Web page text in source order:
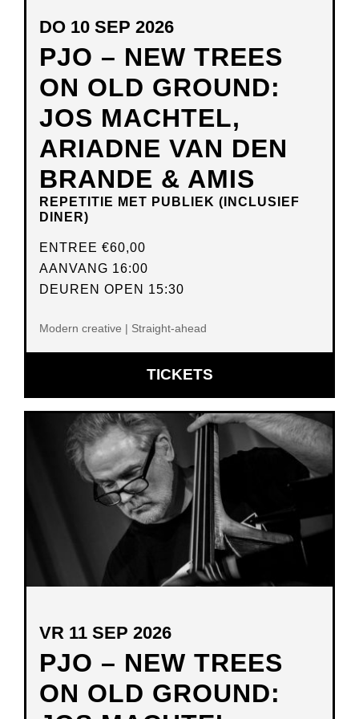
PJO – NEW TREES
ON OLD GROUND:
JOS MACHTEL,
ARIADNE VAN DEN
BRANDE & AMIS
REPETITIE MET PUBLIEK (INCLUSIEF
DINER)
DO 10 SEP 2026
ENTREE €60,00
AANVANG 16:00
DEUREN OPEN 15:30
Modern creative | Straight-ahead
TICKETSOPENT
IN
NIEUW
VENSTER
PJO – NEW TREES
ON OLD GROUND:
VR 11 SEP 2026